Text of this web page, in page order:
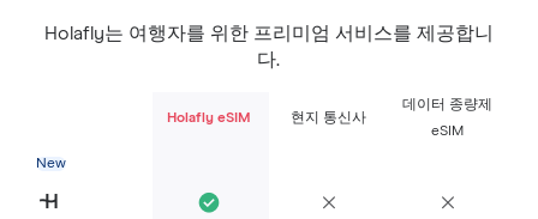
Holafly는 여행자를 위한 프리미엄 서비스를 제공합니
다.
Holafly eSIM 현지 통신사
데이터 종량제
eSIM
New